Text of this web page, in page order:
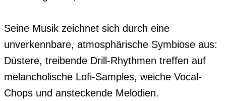
Seine Musik zeichnet sich durch eine
unverkennbare, atmosphärische Symbiose aus:
Düstere, treibende Drill-Rhythmen treffen auf
melancholische Lofi-Samples, weiche Vocal-
Chops und ansteckende Melodien.